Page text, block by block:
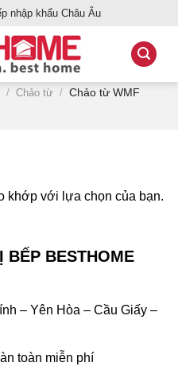
nhập khẩu Châu Âu
/ Chảo từ / Chảo từ WMF
khớp với lựa chọn của bạn.
BẾP BESTHOME
– Yên Hòa – Cầu Giấy –
toàn miễn phí